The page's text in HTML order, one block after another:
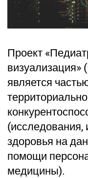
Проект
визуализация»
является
(исследования,
здоровья на
помощи
медицины).